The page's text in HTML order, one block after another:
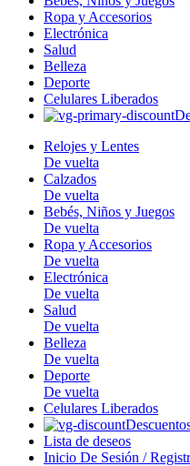
Ropa y Accesorios
Electrónica
Salud
Belleza
Deporte
Celulares Liberados
Relojes y Lentes
De vuelta
Calzados
De vuelta
Bebés, Niños y Juegos
De vuelta
Ropa y Accesorios
De vuelta
Electrónica
De vuelta
Salud
De vuelta
Belleza
De vuelta
Deporte
De vuelta
Celulares Liberados
Lista de deseos
Inicio De Sesión /